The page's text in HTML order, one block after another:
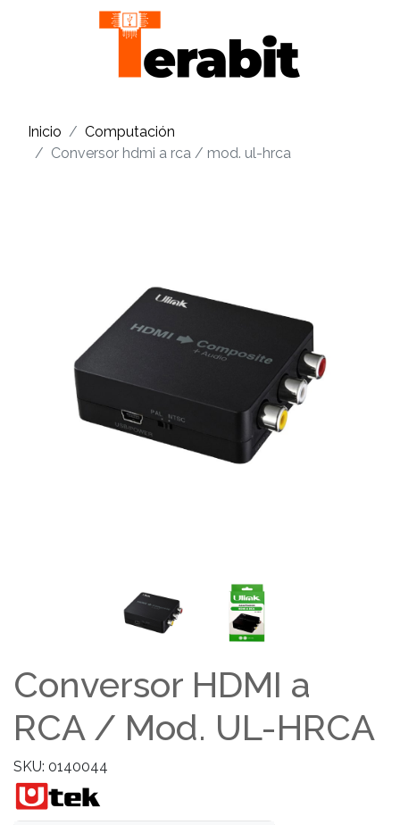
Inicio
Computación
Conversor hdmi a rca / mod. ul-hrca
Conversor HDMI a
RCA / Mod. UL-HRCA
SKU: 0140044